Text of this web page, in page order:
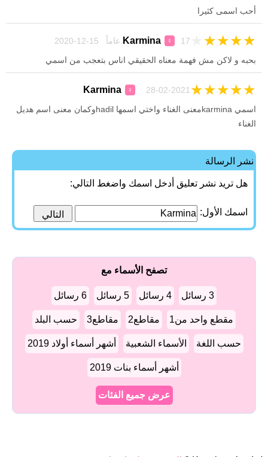
أحب اسمى كثيرا
Karmina ♀ 17 عاماً 15-12-2020 ★
★
★
★
بحبه و لاكن مش فهمة معناه الحقيقي اناس بتعجب من اسمي
Karmina ♀ 28-02-2021 ★
★
★
★
★
اسمي karminaمعنى الغناء واختي اسمها hadilوكمان معنى اسم هديل
الغناء
نشر الرسالة
هل تريد نشر تعليق أدخل اسمك واضغط التالي:
اسمك الأول:
تصفح الأسماء مع
3 رسائل 4 رسائل 5 رسائل 6 رسائل
مقطع واحد من1 مقاطع2 مقاطع3 حسب البلد
حسب اللغة الأسماء الشعبية أشهر أسماء أولاد 2019
أشهر أسماء بنات 2019
عرض جميع الفئات